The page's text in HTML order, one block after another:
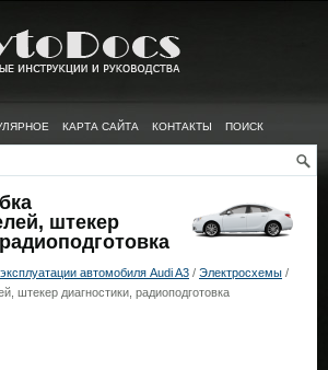
КАРТА САЙТА КОНТАКТЫ ПОИСК
штекер
автомобиля Audi A3 / Электросхемы /
штекер диагностики, радиоподготовка